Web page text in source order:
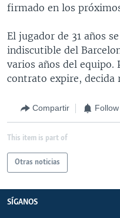
firmado en los
El jugador de 31 años
indiscutible del
varios años del equipo.
contrato expire, decida
Compartir
This item is part of
Otras noticias
SÍGANOS